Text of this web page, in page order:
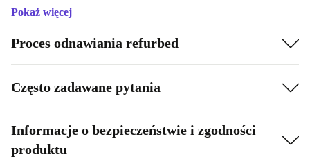
Pokaż więcej
Proces odnawiania refurbed
Często zadawane pytania
Informacje o bezpieczeństwie i zgodności
produktu